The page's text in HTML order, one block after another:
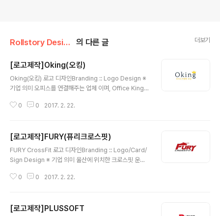
Rollstory Design/2月 - February 의 다른 글 더보기
[로고제작]Oking(오킹)
Oking(오킹) 로고 디자인Branding :: Logo Design ※
기업 의미 오피스를 연결해주는 업체 이며, Office King의
word/ 킹, 왕관, 심플 보색관계의 짙은 청색과 노랑계열을
0 0 2017. 2. 22.
[로고제작]FURY(퓨리크로스핏)
FURY CrossFit 로고 디자인Branding :: Logo/Card/
Sign Design ※ 기업 의미 울산에 위치한 크로스핏 운동
노 크로스핏의 강한 느낌과 걸맞게 붉은 색상을 메인컬러
리게 디자인 하였습니다. 후에 간판 및 명함까지 디자인 해
0 0 2017. 2. 22.
[로고제작]PLUSSOFT